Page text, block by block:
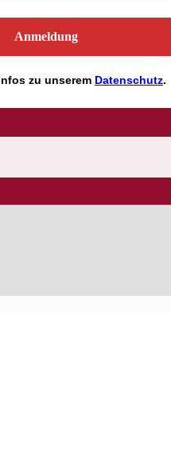
zu unserem Datenschutz.